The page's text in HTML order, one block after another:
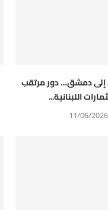
إلى دمشق… دور مرتقب
اللبنانية...
11/06/2026